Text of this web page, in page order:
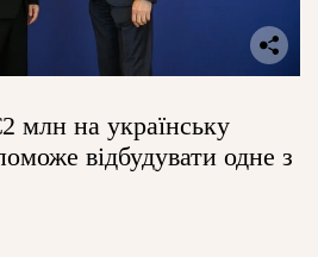
млн на українську
відбудувати одне з